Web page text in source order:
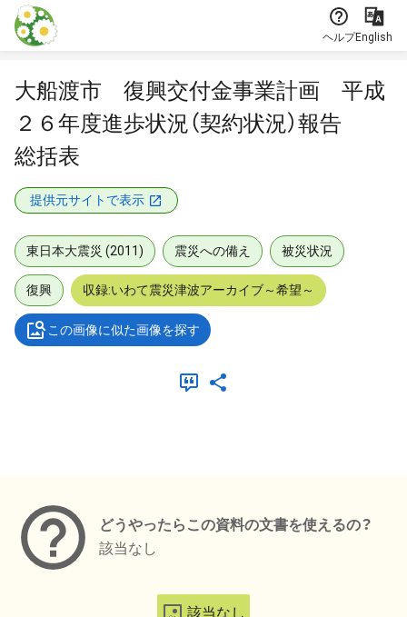
本文に飛ぶ
ヘルプEnglish
大船渡市 復興交付金事業計画 平成
２６年度進歩状況（契約状況）報告
総括表
提供元サイトで表示
東日本大震災 (2011) 震災への備え 被災状況
復興 収録:いわて震災津波アーカイブ～希望～
この画像に似た画像を探す
どうやったらこの資料の文書を使えるの？
該当なし
該当なし